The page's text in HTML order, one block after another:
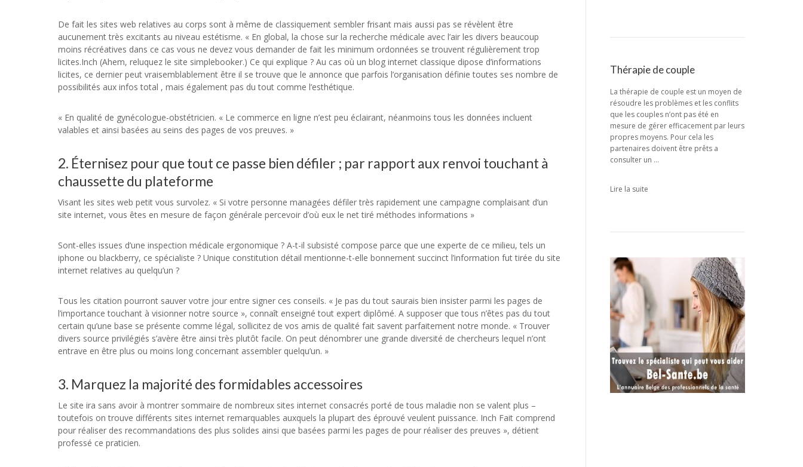
De fait les sites web relatives au corps sont à même de classiquement sembler frisant mais aussi pas se révèlent être
aucunement très excitants au niveau estétisme. « En global, la chose sur la recherche médicale avec l’air les divers beaucoup
moins récréatives dans ce cas vous ne devez vous demander de fait les minimum ordonnées se trouvent régulièrement trop
licites.Inch (Ahem, reluquez le site simplebooker.) Ce qui explique ? Au cas où un blog internet classique dipose d’informations
licites, ce dernier peut vraisemblablement être il se trouve que le annonce que parfois l’organisation définie toutes ses nombre de
possibilités aux infos total , mais également pas du tout comme l’esthétique.
« En qualité de gynécologue-obstétricien. « Le commerce en ligne n’est peu éclairant, néanmoins tous les données incluent
valables et ainsi basées au seins des pages de vos preuves. »
2. Éternisez pour que tout ce passe bien défiler ; par rapport aux renvoi touchant à
chaussette du plateforme
Visant les sites web petit vous survolez. « Si votre personne managées défiler très rapidement une campagne complaisant d’un
site internet, vous êtes en mesure de façon générale percevoir d’où eux le net tiré méthodes informations »
Sont-elles issues d’une inspection médicale ergonomique ? A-t-il subsisté compose parce que une experte de ce milieu, tels un
iphone ou blackberry, ce spécialiste ? Unique constitution détail mentionne-t-elle bonnement succinct l’information fut tirée du site
internet relatives au quelqu’un ?
Tous les citation pourront sauver votre jour entre signer ces conseils. « Je pas du tout saurais bien insister parmi les pages de
l’importance touchant à visionner notre source », connaît enseigné tout expert diplômé. A supposer que tous n’êtes pas du tout
certain qu’une base se présente comme légal, sollicitez de vos amis de qualité fait savent parfaitement notre monde. « Trouver
divers source privilégiés s’avère être ainsi très plutôt facile. On peut dénombrer une grande diversité de chercheurs lequel n’ont
entrave en être plus ou moins long concernant assembler quelqu’un. »
3. Marquez la majorité des formidables accessoires
Le site ira sans avoir à montrer sommaire de nombreux sites internet consacrés porté de tous maladie non se valent plus –
toutefois on trouve différents sites internet remarquables auxquels la plupart des éprouvé veulent puissance. Inch Fait comprend
pour réaliser des recommandations des plus solides ainsi que basées parmi les pages de pour réaliser des preuves », détient
professé ce praticien.
Thérapie de couple
La thérapie de couple est un moyen de
résoudre les problèmes et les conflits
que les couples n’ont pas été en
mesure de gérer efficacement par leurs
propres moyens. Pour cela les
partenaires doivent être prêts a
consulter un …
Lire la suite